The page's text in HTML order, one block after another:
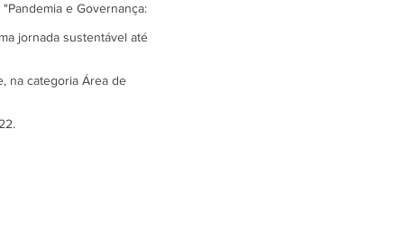
e Governança:
jornada sustentável até
na categoria Área de